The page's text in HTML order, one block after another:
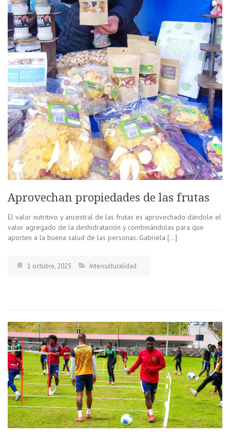
Aprovechan propiedades de las frutas
El valor nutritivo y ancestral de las frutas es aprovechado dándole el
valor agregado de la deshidratación y combinándolas para que
aporten a la buena salud de las personas. Gabriela […]
1 octubre, 2025 Interculturalidad